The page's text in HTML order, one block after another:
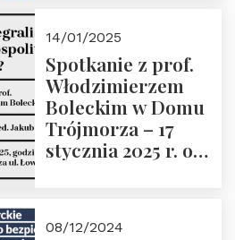
14/01/2025
Spotkanie z prof.
Włodzimierzem
Boleckim w Domu
Trójmorza – 17
stycznia 2025 r. o
08/12/2024